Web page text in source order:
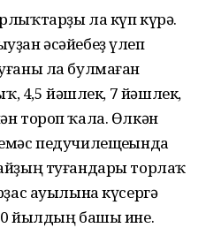
ла күп күрә.
әсәйебеҙ үлеп
ла булмаған
4,5 йәшлек, 7 йәшлек,
тороп ҡала. Өлкән
педучилещеһында
туғандары торлаҡ
ауылына күсергә
йылдың башы ине.